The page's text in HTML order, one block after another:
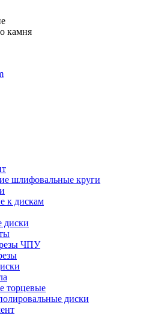
камня
шлифовальные круги
к дискам
диски
ЧПУ
торцевые
диски